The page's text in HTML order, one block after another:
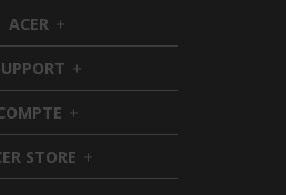
ACER h
i
d
d
e
n
h
i
d
d
e
n
h
i
d
d
STORE h
i